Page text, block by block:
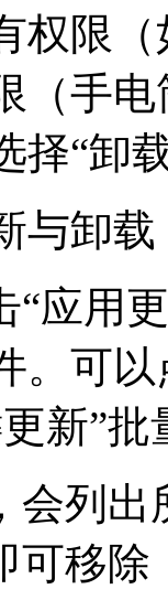
权限
（手
择“卸
与卸载
“应用
。可
新”批
会列
可移